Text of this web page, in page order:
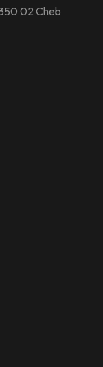
02 Cheb